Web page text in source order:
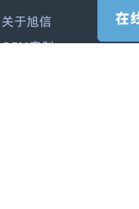
关于旭信
OEM定制